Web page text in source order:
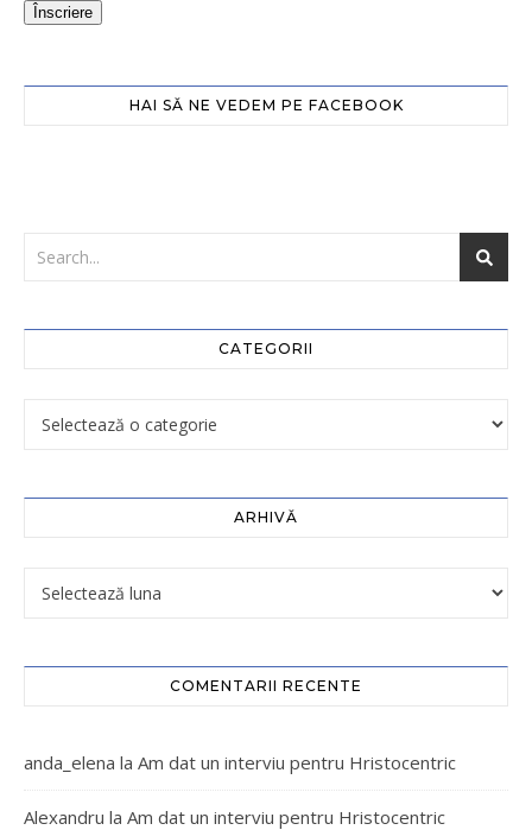
Înscriere
HAI SĂ NE VEDEM PE FACEBOOK
CATEGORII
ARHIVĂ
COMENTARII RECENTE
anda_elena la Am dat un interviu pentru Hristocentric
Alexandru la Am dat un interviu pentru Hristocentric